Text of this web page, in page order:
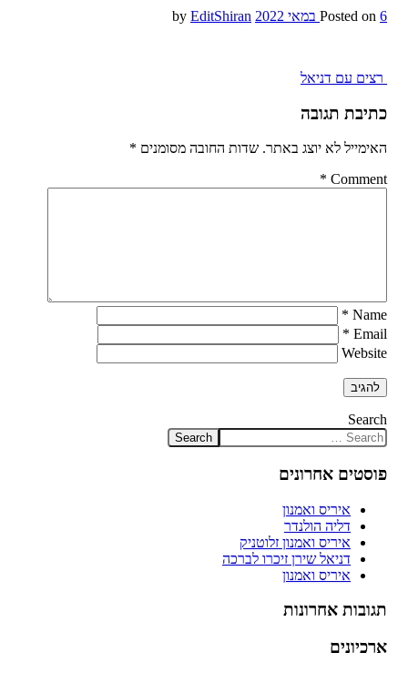
Posted on 6 במאי 2022 EditShiran
Post
navigation
רצים עם דניאל
כתיבת תגובה
האימייל לא יוצג באתר. שדות החובה מסומנים *
Comment
*
Name
*
Email
*
Website
Search
פוסטים אחרונים
איריס ואמנון
דליה הולנדר
איריס ואמנון זלוטניק
דניאל שירן זיכרו לברכה
איריס ואמנון
תגובות אחרונות
ארכיונים